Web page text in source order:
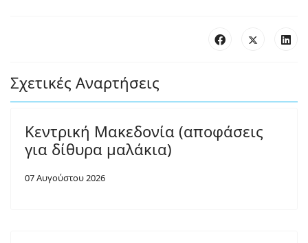
Σχετικές Αναρτήσεις
Κεντρική Μακεδονία (αποφάσεις
για δίθυρα μαλάκια)
07 Αυγούστου 2026